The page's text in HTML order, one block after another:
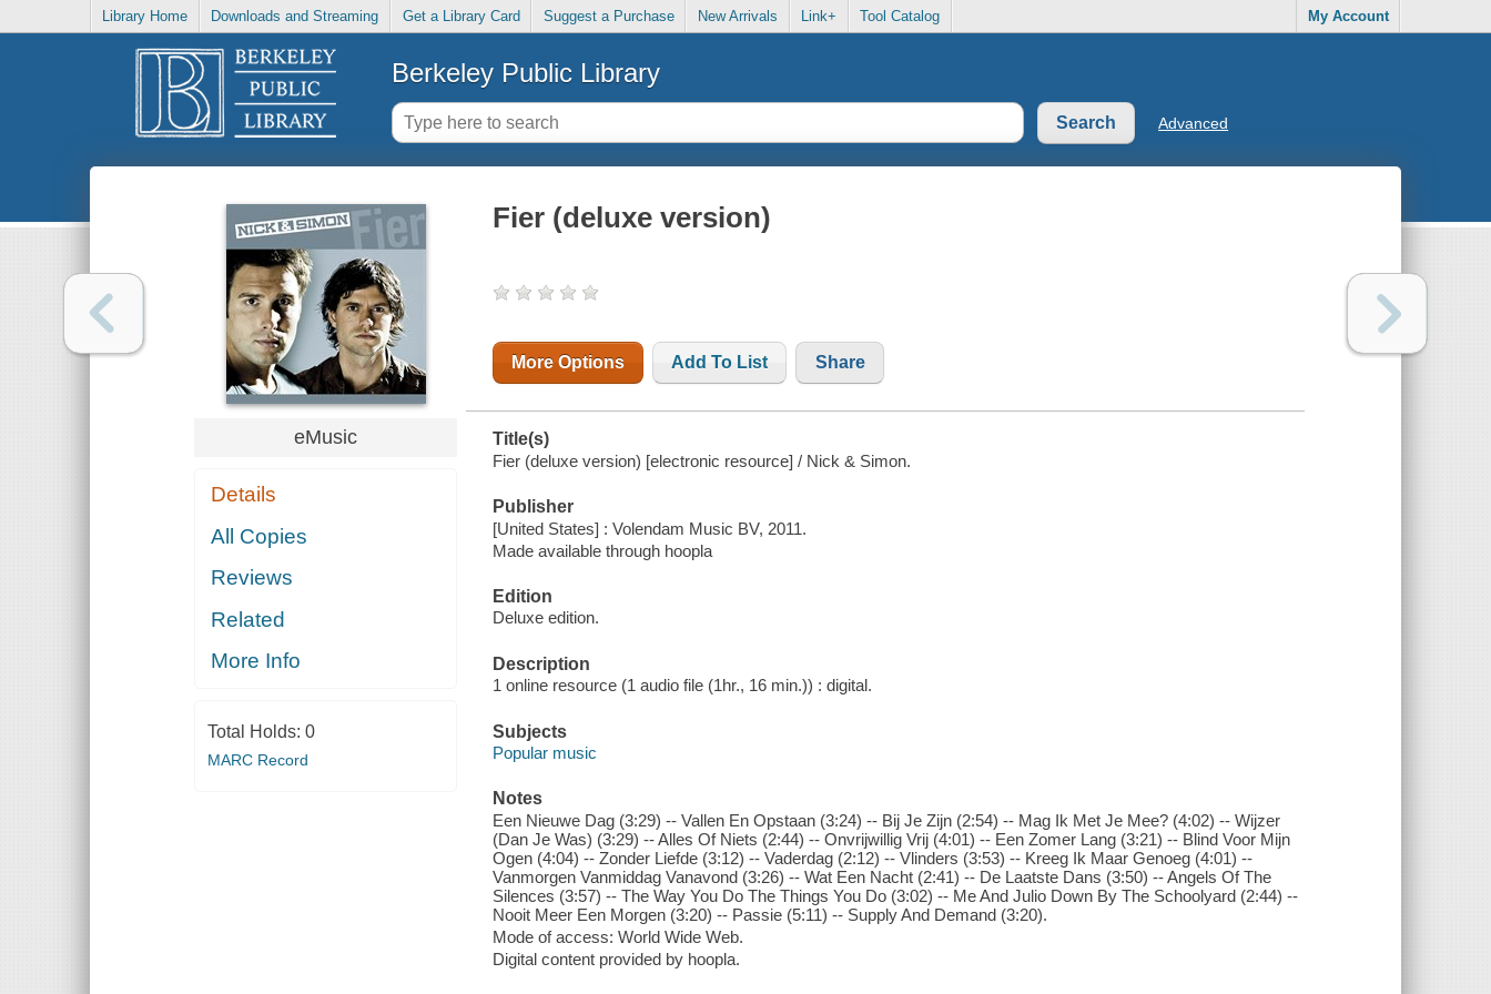
Library Home Downloads and Streaming Get a Library Card Suggest a Purchase New Arrivals Link+ Tool Catalog My Account
Berkeley Public Library
Advanced
eMusic
Details
All Copies
Reviews
Related
More Info
Total Holds: 0
MARC Record
Fier (deluxe version)
More Options Add To List Share
Title(s)
Fier (deluxe version) [electronic resource] / Nick & Simon.
Publisher
[United States] : Volendam Music BV, 2011.
Made available through hoopla
Edition
Deluxe edition.
Description
1 online resource (1 audio file (1hr., 16 min.)) : digital.
Subjects
Popular music
Notes
Een Nieuwe Dag (3:29) -- Vallen En Opstaan (3:24) -- Bij Je Zijn (2:54) -- Mag Ik Met Je Mee? (4:02) -- Wijzer
(Dan Je Was) (3:29) -- Alles Of Niets (2:44) -- Onvrijwillig Vrij (4:01) -- Een Zomer Lang (3:21) -- Blind Voor Mijn
Ogen (4:04) -- Zonder Liefde (3:12) -- Vaderdag (2:12) -- Vlinders (3:53) -- Kreeg Ik Maar Genoeg (4:01) --
Vanmorgen Vanmiddag Vanavond (3:26) -- Wat Een Nacht (2:41) -- De Laatste Dans (3:50) -- Angels Of The
Silences (3:57) -- The Way You Do The Things You Do (3:02) -- Me And Julio Down By The Schoolyard (2:44) --
Nooit Meer Een Morgen (3:20) -- Passie (5:11) -- Supply And Demand (3:20).
Mode of access: World Wide Web.
Digital content provided by hoopla.